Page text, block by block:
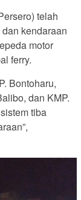
telah
kendaraan
motor
ferry.
Bontoharu,
dan KMP.
tiba